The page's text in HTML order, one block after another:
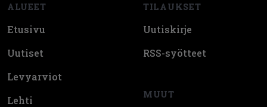
ALUEET
Etusivu
Uutiset
Levyarviot
Lehti
TILAUKSET
Uutiskirje
RSS-syötteet
MUUT